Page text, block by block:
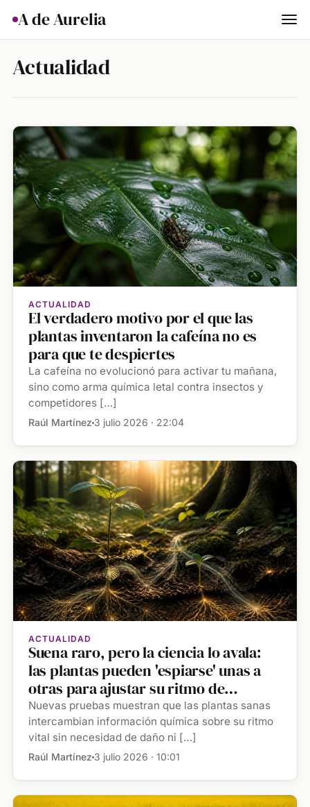
A de Aurelia
Ciencia & Naturaleza
Animales
Lifestyle
Actualidad
Actualidad
ACTUALIDAD
El verdadero motivo por el que las
plantas inventaron la cafeína no es
para que te despiertes
La cafeína no evolucionó para activar tu mañana,
sino como arma química letal contra insectos y
competidores […]
Raúl Martínez 3 julio 2026 · 22:04
ACTUALIDAD
Suena raro, pero la ciencia lo avala:
las plantas pueden 'espiarse' unas a
otras para ajustar su ritmo de
crecimiento
Nuevas pruebas muestran que las plantas sanas
intercambian información química sobre su ritmo
vital sin necesidad de daño ni […]
Raúl Martínez 3 julio 2026 · 10:01